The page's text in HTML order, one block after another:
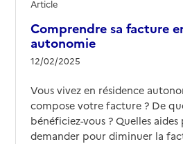
Comprendre sa facture
autonomie
12/02/2025
Article
Vous vivez en résidence
compose votre facture ? De
bénéficiez-vous ? Quelles aides
demander pour diminuer la